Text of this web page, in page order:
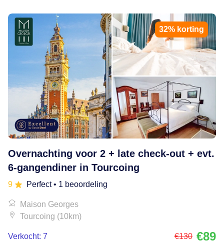
32% korting
Overnachting voor 2 + late check-out + evt.
6-gangendiner in Tourcoing
9 Perfect• 1 beoordeling
Maison Georges
Tourcoing (10km)
Verkocht: 7 €130 €89